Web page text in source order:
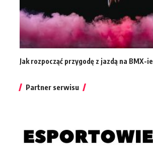
Jak rozpocząć przygodę z jazdą na BMX-ie
Partner serwisu